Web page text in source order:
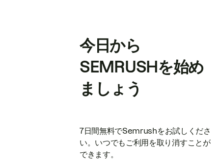
今日から
SEMRUSHを始め
ましょう
7日間無料でSemrushをお試しくださ
い。いつでもご利用を取り消すことが
できます。